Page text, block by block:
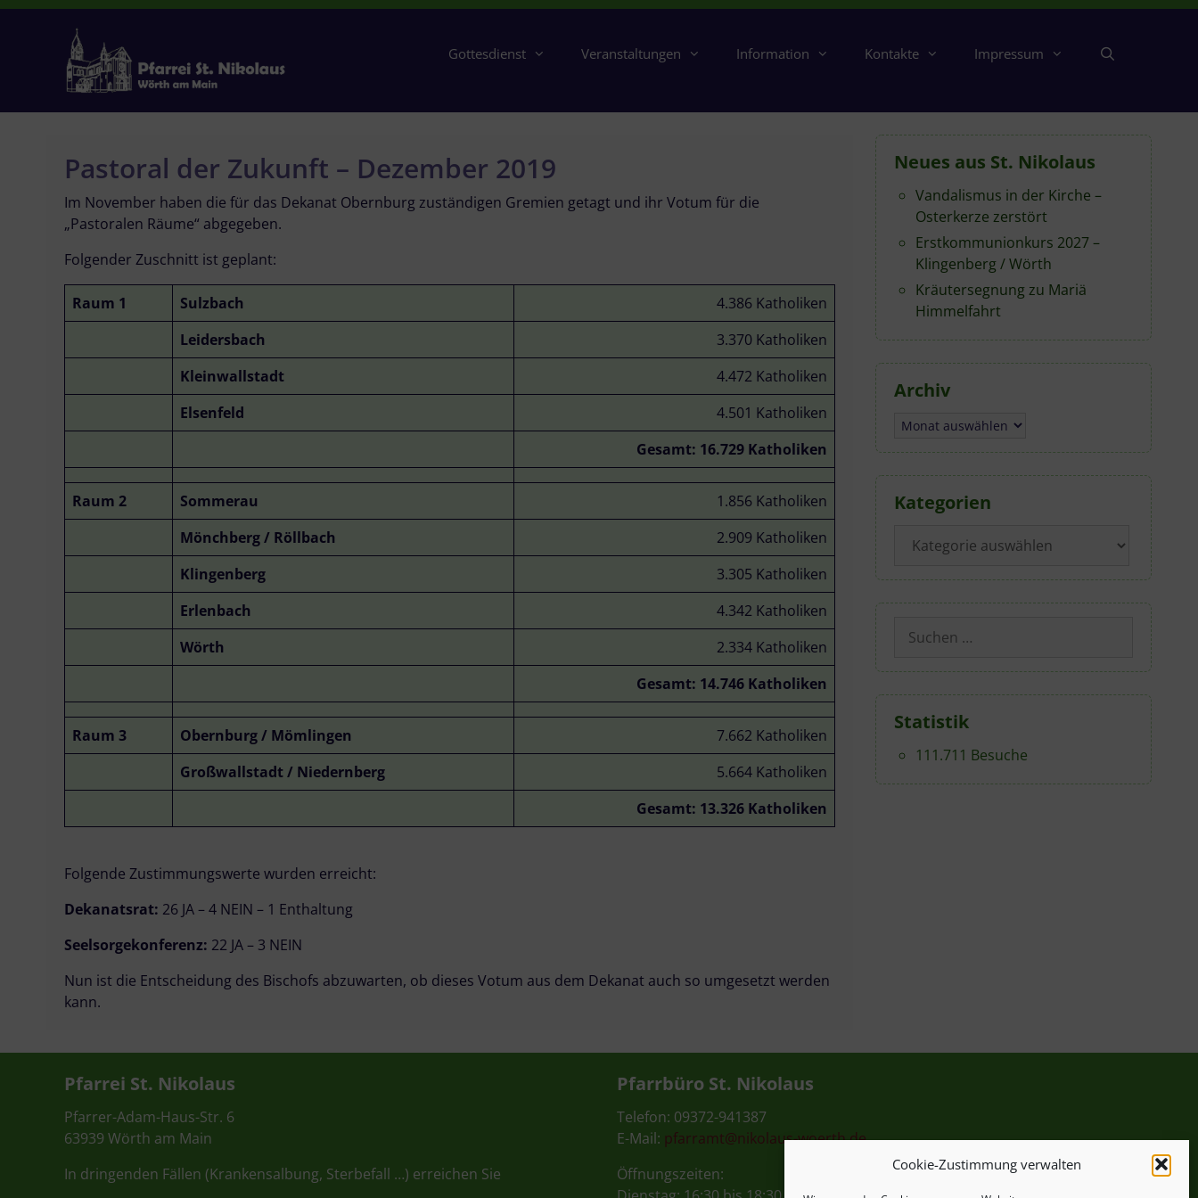
Cookie-Zustimmung verwalten
Zum
Gottesdienst Veranstaltungen Information Kontakte Impressum
Pastoral der Zukunft – Dezember 2019
Im November haben die für das Dekanat Obernburg zuständigen Gremien getagt und ihr Votum für die
„Pastoralen Räume“ abgegeben.
Folgender Zuschnitt ist geplant:
Raum 1 Sulzbach
4.386 Katholiken
Leidersbach
3.370 Katholiken
Kleinwallstadt
4.472 Katholiken
Elsenfeld
4.501 Katholiken
Gesamt: 16.729 Katholiken
Raum 2 Sommerau
1.856 Katholiken
Mönchberg / Röllbach
2.909 Katholiken
Klingenberg
3.305 Katholiken
Erlenbach
4.342 Katholiken
Wörth
2.334 Katholiken
Gesamt: 14.746 Katholiken
Raum 3 Obernburg / Mömlingen
7.662 Katholiken
Großwallstadt / Niedernberg
5.664 Katholiken
Gesamt: 13.326 Katholiken
Folgende Zustimmungswerte wurden erreicht:
Dekanatsrat: 26 JA – 4 NEIN – 1 Enthaltung
Seelsorgekonferenz: 22 JA – 3 NEIN
Nun ist die Entscheidung des Bischofs abzuwarten, ob dieses Votum aus dem Dekanat auch so umgesetzt werden
kann.
Neues aus St. Nikolaus
Vandalismus in der Kirche –
Osterkerze zerstört
Erstkommunionkurs 2027 –
Klingenberg / Wörth
Kräutersegnung zu Mariä
Himmelfahrt
Archiv
Archiv
Kategorien
Suchen
nach:
Statistik
111.711 Besuche
Pfarrei St. Nikolaus
Pfarrer-Adam-Haus-Str. 6
63939 Wörth am Main
In dringenden Fällen (Krankensalbung, Sterbefall …) erreichen Sie
Pfarrbüro St. Nikolaus
Telefon: 09372-941387
E-Mail: pfarramt@nikolaus-woerth.de
Öffnungszeiten: